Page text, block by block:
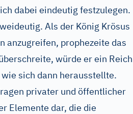
dabei eindeutig festzulegen.
Als der König Krösus
anzugreifen, prophezeite das
würde er ein Reich
sich dann herausstellte.
privater und öffentlicher
Elemente dar, die die